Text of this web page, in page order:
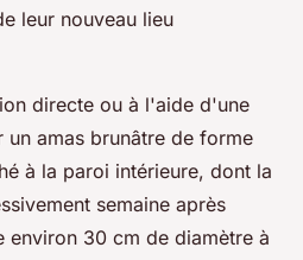
leur nouveau lieu
directe ou à l'aide d'une
amas brunâtre de forme
à la paroi intérieure, dont la
semaine après
environ 30 cm de diamètre à